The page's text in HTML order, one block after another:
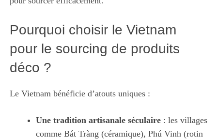
Pourquoi choisir le Vietnam
pour le sourcing de produits
déco ?
Le Vietnam bénéficie d’atouts uniques :
Une tradition artisanale séculaire : les villages
comme Bát Tràng (céramique), Phú Vinh (rotin